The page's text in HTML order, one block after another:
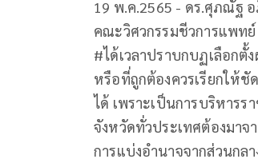
19 พ.ค.2565 - ดร.ศุภณัฐ
คณะวิศวกรรมชีวการแพทย์
#ได้เวลาปราบกบฏเลือกตั้
หรือที่ถูกต้องควรเรียกให้ชั
ได้ เพราะเป็นการบริหาร
จังหวัดทั่วประเทศต้องมาจ
การแบ่งอำนาจจากส่วนกลา